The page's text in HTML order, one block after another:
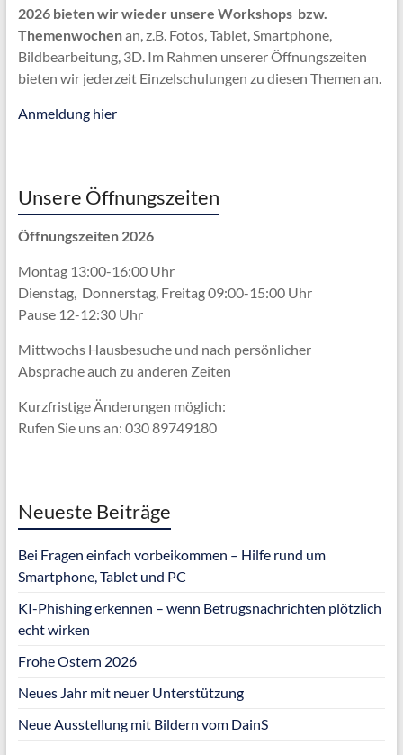
2026 bieten wir wieder unsere Workshops bzw.
Themenwochenan, z.B. Fotos, Tablet, Smartphone,
Bildbearbeitung, 3D. Im Rahmen unserer Öffnungszeiten
bieten wir jederzeit Einzelschulungen zu diesen Themen an.
Anmeldung hier
Unsere Öffnungszeiten
Öffnungszeiten 2026
Montag 13:00-16:00 Uhr
Dienstag, Donnerstag, Freitag 09:00-15:00 Uhr
Pause 12-12:30 Uhr
Mittwochs Hausbesuche und nach persönlicher
Abspracheauch zu anderen Zeiten
Kurzfristige Änderungen möglich:
Rufen Sie uns an: 030 89749180
Neueste Beiträge
Bei Fragen einfach vorbeikommen – Hilfe rund um
Smartphone, Tablet und PC
KI-Phishing erkennen – wenn Betrugsnachrichten plötzlich
echt wirken
Frohe Ostern 2026
Neues Jahr mit neuer Unterstützung
Neue Ausstellung mit Bildern vom DainS